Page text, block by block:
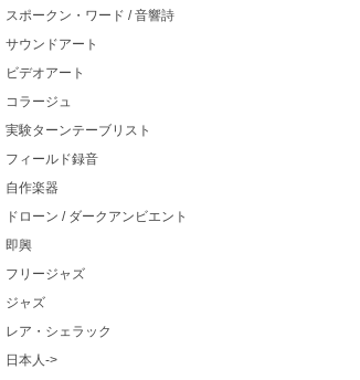
スポークン・ワード / 音響詩
サウンドアート
ビデオアート
コラージュ
実験ターンテーブリスト
フィールド録音
自作楽器
ドローン / ダークアンビエント
即興
フリージャズ
ジャズ
レア・シェラック
日本人->